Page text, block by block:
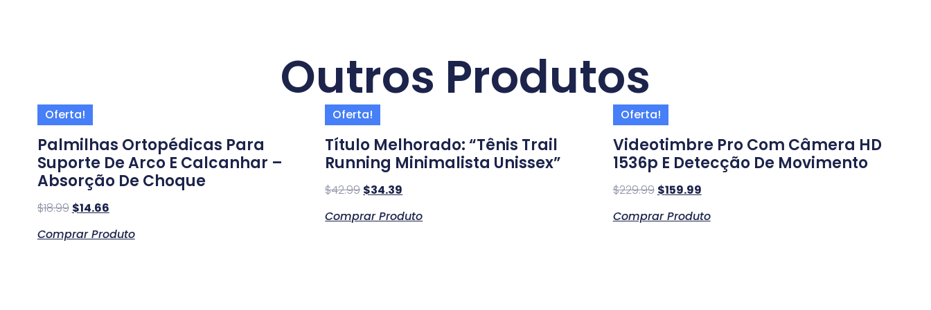
Outros Produtos
Oferta!
Palmilhas Ortopédicas Para
Suporte De Arco E Calcanhar –
Absorção De Choque
$18.99 $14.66
Comprar Produto
Oferta!
Título Melhorado: “Tênis Trail
Running Minimalista Unissex”
$42.99 $34.39
Comprar Produto
Oferta!
Videotimbre Pro Com Câmera HD
1536p E Detecção De Movimento
$229.99 $159.99
Comprar Produto